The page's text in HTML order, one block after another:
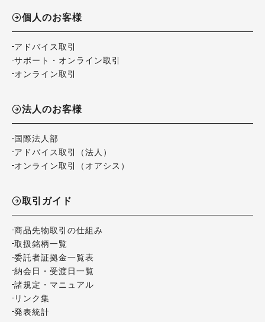
個人のお客様
アドバイス取引
サポート・オンライン取引
オンライン取引
法人のお客様
国際法人部
アドバイス取引（法人）
オンライン取引（オアシス）
取引ガイド
商品先物取引の仕組み
取扱銘柄一覧
委託者証拠金一覧表
納会日・受渡日一覧
諸規定・マニュアル
リンク集
発表統計